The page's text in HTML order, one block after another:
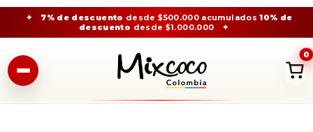
✦ 7% de descuento desde $500.000 acumulados10% de
descuento desde $1.000.000 ✦
0